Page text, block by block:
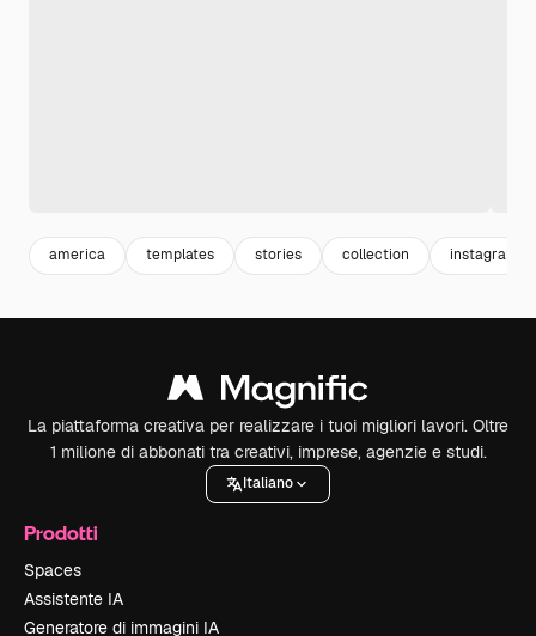
america templates stories collection instagram
La piattaforma creativa per realizzare i tuoi migliori lavori. Oltre
1 milione di abbonati tra creativi, imprese, agenzie e studi.
Italiano
Prodotti
Spaces
Assistente IA
Generatore di immagini IA